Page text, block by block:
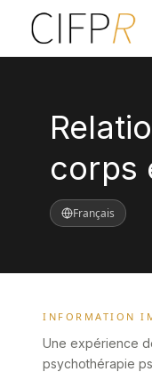
corps
Français
INFORMATION
Une expérience
psychothérapie